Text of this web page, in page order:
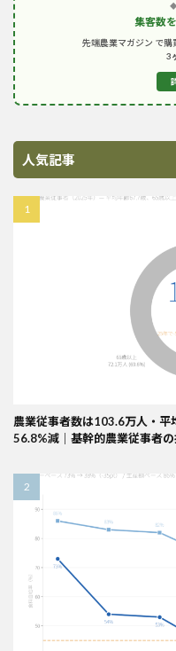
◆
集客数
先端農業マガジン で購
3
人気記事
農業従事者数は103.6万人・
56.8%減｜基幹的農業従事者